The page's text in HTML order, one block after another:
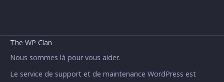
The WP Clan
Nous sommes là pour vous aider.
Le service de support et de maintenance WordPress est